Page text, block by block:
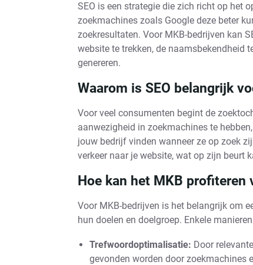
SEO is een strategie die zich richt op het
zoekmachines zoals Google deze beter
zoekresultaten. Voor MKB-bedrijven kan
website te trekken, de naamsbekendheid
genereren.
Waarom is SEO belangrijk
Voor veel consumenten begint de
aanwezigheid in zoekmachines te
jouw bedrijf vinden wanneer ze op zoek
verkeer naar je website, wat op zijn beurt
Hoe kan het MKB profiteren
Voor MKB-bedrijven is het belangrijk om
hun doelen en doelgroep. Enkele
Trefwoordoptimalisatie: Door
gevonden worden door zoekmachines